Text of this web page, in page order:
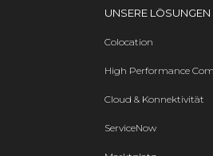
UNSERE LÖSUNGEN
Colocation
High Performance
Cloud & Konnektivität
ServiceNow